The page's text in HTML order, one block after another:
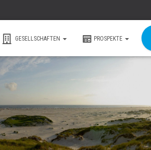
GESELLSCHAFTEN PROSPEKTE